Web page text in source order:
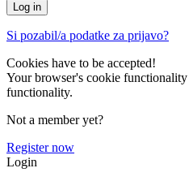
Si pozabil/a podatke za prijavo?
Cookies have to be accepted!
Your browser's cookie functionality
functionality.
Not a member yet?
Register now
Login